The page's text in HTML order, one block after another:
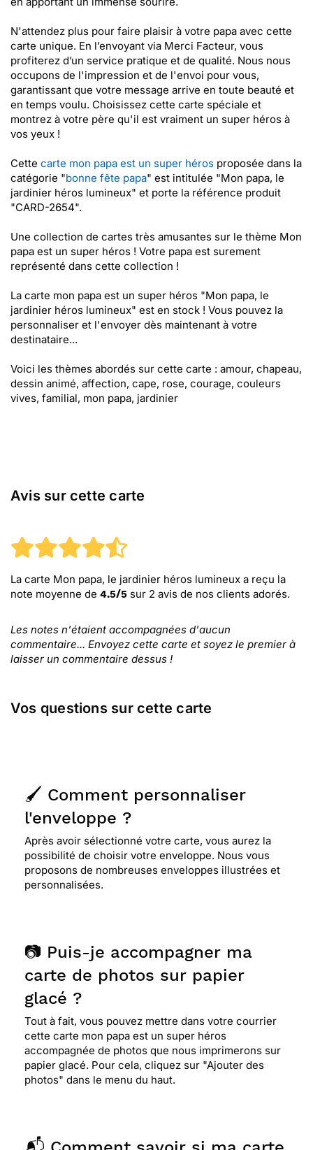
N'attendez plus pour faire plaisir à votre papa avec cette
carte unique. En l’envoyant via Merci Facteur, vous
profiterez d’un service pratique et de qualité. Nous nous
occupons de l'impression et de l'envoi pour vous,
garantissant que votre message arrive en toute beauté et
en temps voulu. Choisissez cette carte spéciale et
montrez à votre père qu'il est vraiment un super héros à
vos yeux !
Cette carte mon papa est un super héros proposée dans la
catégorie "bonne fête papa" est intitulée "Mon papa, le
jardinier héros lumineux" et porte la référence produit
"CARD-2654".
Une collection de cartes très amusantes sur le thème Mon
papa est un super héros ! Votre papa est surement
représenté dans cette collection !
La carte mon papa est un super héros "Mon papa, le
jardinier héros lumineux" est en stock ! Vous pouvez la
personnaliser et l'envoyer dès maintenant à votre
destinataire...
Voici les thèmes abordés sur cette carte : amour, chapeau,
dessin animé, affection, cape, rose, courage, couleurs
vives, familial, mon papa, jardinier
Avis sur cette carte
La carte Mon papa, le jardinier héros lumineux a reçu la
note moyenne de 4.5/5 sur 2 avis de nos clients adorés.
Les notes n'étaient accompagnées d'aucun
commentaire... Envoyez cette carte et soyez le premier à
laisser un commentaire dessus !
Vos questions sur cette carte
🖌️ Comment personnaliser
l'enveloppe ?
Après avoir sélectionné votre carte, vous aurez la
possibilité de choisir votre enveloppe. Nous vous
proposons de nombreuses enveloppes illustrées et
personnalisées.
📷 Puis-je accompagner ma
carte de photos sur papier
glacé ?
Tout à fait, vous pouvez mettre dans votre courrier
cette carte mon papa est un super héros
accompagnée de photos que nous imprimerons sur
papier glacé. Pour cela, cliquez sur "Ajouter des
photos" dans le menu du haut.